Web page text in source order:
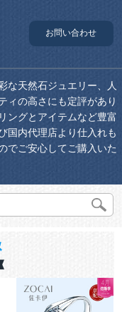
お問い合わせ
な天然石ジュエリー、人
ィの高さにも定評があり
ングとアイテムなど豊富
国内代理店より仕入れも
でご安心してご購入いた